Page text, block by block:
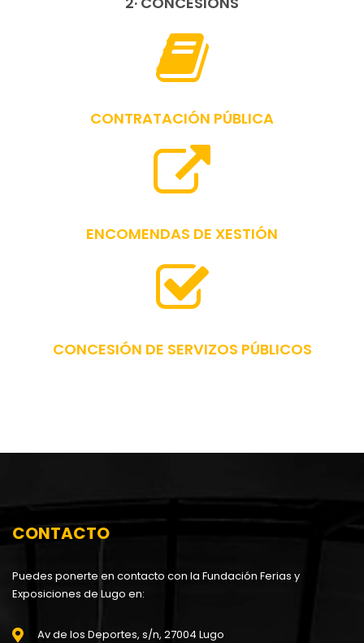
CONTRATACIÓN PÚBLICA
ENCOMENDAS DE XESTIÓN
CONCESIÓN DE SERVIZOS PÚBLICOS
CONTACTO
Puedes ponerte en contacto con la Fundación Ferias y
Exposiciones de Lugo en:
Av de los Deportes, s/n, 27004 Lugo